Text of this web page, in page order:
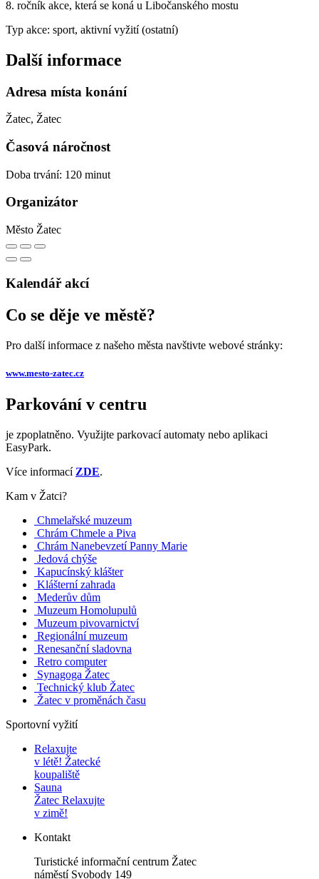
8. ročník akce, která se koná u Libočanského mostu
Typ akce: sport, aktivní vyžití (ostatní)
Další informace
Adresa místa konání
Žatec, Žatec
Časová náročnost
Doba trvání: 120 minut
Organizátor
Město Žatec
Kalendář akcí
Co se děje ve městě?
Pro další informace z našeho města navštivte webové stránky:
www.mesto-zatec.cz
Parkování v centru
je zpoplatněno. Využijte parkovací automaty nebo aplikaci
EasyPark.
Více informací ZDE.
Kam v Žatci?
Chmelařské muzeum
Chrám Chmele a Piva
Chrám Nanebevzetí Panny Marie
Jedová chýše
Kapucínský klášter
Klášterní zahrada
Mederův dům
Muzeum Homolupulů
Muzeum pivovarnictví
Regionální muzeum
Renesanční sladovna
Retro computer
Synagoga Žatec
Technický klub Žatec
Žatec v proměnách času
Sportovní vyžití
Relaxujte
v létě! Žatecké
koupaliště
Sauna
Žatec Relaxujte
v zimě!
Kontakt
Turistické informační centrum Žatec
náměstí Svobody 149